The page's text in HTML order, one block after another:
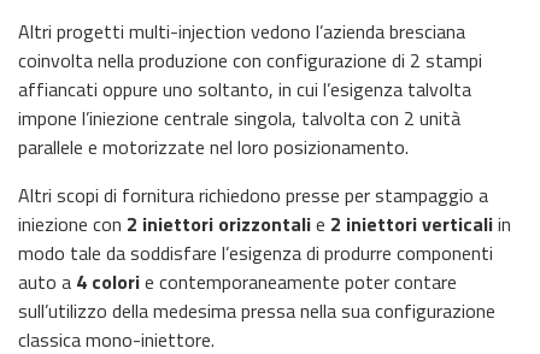
Altri progetti multi-injection vedono l’azienda bresciana
coinvolta nella produzione con configurazione di 2 stampi
affiancati oppure uno soltanto, in cui l’esigenza talvolta
impone l’iniezione centrale singola, talvolta con 2 unità
parallele e motorizzate nel loro posizionamento.
Altri scopi di fornitura richiedono presse per stampaggio a
iniezione con 2 iniettori orizzontalie 2 iniettori verticaliin
modo tale da soddisfare l’esigenza di produrre componenti
auto a 4 colorie contemporaneamente poter contare
sull’utilizzo della medesima pressa nella sua configurazione
classica mono-iniettore.